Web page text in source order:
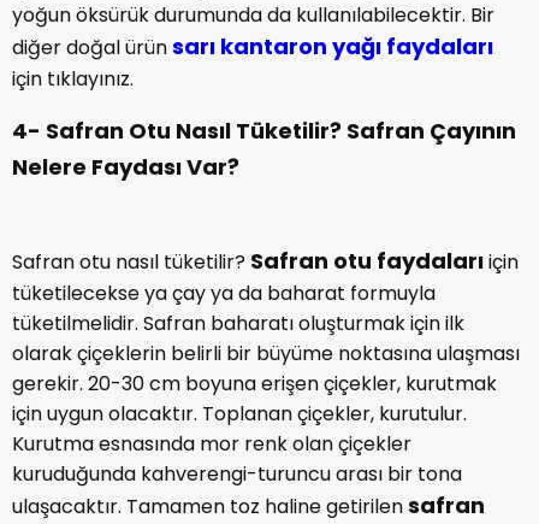
yoğun öksürük durumunda da kullanılabilecektir. Bir
diğer doğal ürünsarı kantaron yağı faydaları
için tıklayınız.
4- Safran Otu Nasıl Tüketilir? Safran Çayının
Nelere Faydası Var?
Safran otu nasıl tüketilir? Safran otu faydalarıiçin
tüketilecekse ya çay ya da baharat formuyla
tüketilmelidir. Safran baharatı oluşturmak için ilk
olarak çiçeklerin belirli bir büyüme noktasına ulaşması
gerekir. 20-30 cm boyuna erişen çiçekler, kurutmak
için uygun olacaktır. Toplanan çiçekler, kurutulur.
Kurutma esnasında mor renk olan çiçekler
kuruduğunda kahverengi-turuncu arası bir tona
ulaşacaktır. Tamamen toz haline getirilensafran